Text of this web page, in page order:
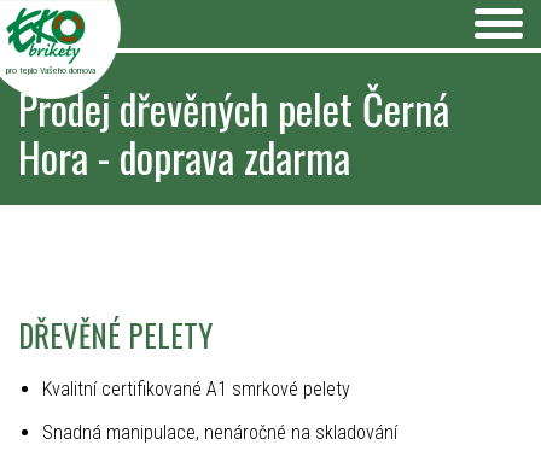
pro teplo Vašeho domova
Prodej dřevěných pelet Černá
Hora - doprava zdarma
DŘEVĚNÉ PELETY
Kvalitní certifikované A1 smrkové pelety
Snadná manipulace, nenáročné na skladování